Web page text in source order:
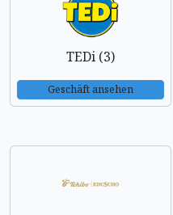
TEDi (3)
Geschäft ansehen